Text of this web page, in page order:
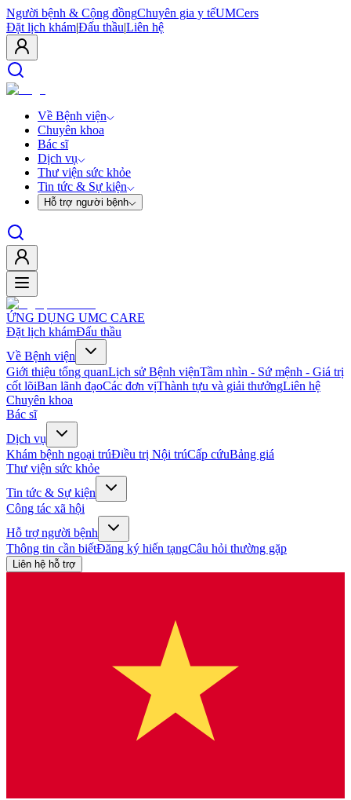
Người bệnh & Cộng đồngChuyên gia y tếUMCers
Đặt lịch khám|Đấu thầu|Liên hệ
Về Bệnh viện
Chuyên khoa
Bác sĩ
Dịch vụ
Thư viện sức khỏe
Tin tức & Sự kiện
Hỗ trợ người bệnh
ỨNG DỤNG UMC CARE
Đặt lịch khámĐấu thầu
Về Bệnh viện
Giới thiệu tổng quanLịch sử Bệnh việnTầm nhìn - Sứ mệnh - Giá trị
cốt lõiBan lãnh đạoCác đơn vịThành tựu và giải thưởngLiên hệ
Chuyên khoa
Bác sĩ
Dịch vụ
Khám bệnh ngoại trúĐiều trị Nội trúCấp cứuBảng giá
Thư viện sức khỏe
Tin tức & Sự kiện
Công tác xã hội
Hỗ trợ người bệnh
Thông tin cần biếtĐăng ký hiến tạngCâu hỏi thường gặp
Liên hệ hỗ trợ